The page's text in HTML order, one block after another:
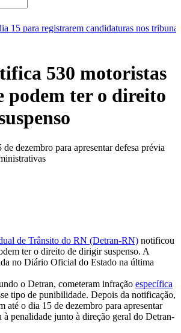
nos tribunais
Senai RN
530 motoristas
podem ter o direito
dezembro para apresentar defesa prévia
de Trânsito do RN (Detran-RN) notificou
ter o direito de dirigir suspenso. A
no Diário Oficial do Estado na última
o Detran, cometeram infração específica
tipo de punibilidade. Depois da notificação,
até o dia 15 de dezembro para apresentar
à penalidade junto à direção geral do Detran-